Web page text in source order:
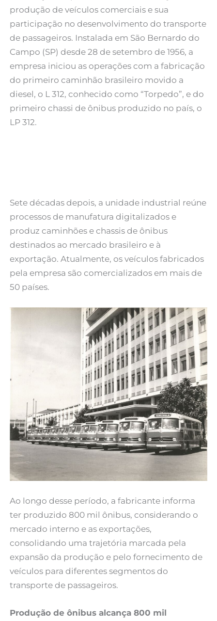
produção de veículos comerciais e sua
participação no desenvolvimento do transporte
de passageiros. Instalada em São Bernardo do
Campo (SP) desde 28 de setembro de 1956, a
empresa iniciou as operações com a fabricação
do primeiro caminhão brasileiro movido a
diesel, o L 312, conhecido como “Torpedo”, e do
primeiro chassi de ônibus produzido no país, o
LP 312.
Sete décadas depois, a unidade industrial reúne
processos de manufatura digitalizados e
produz caminhões e chassis de ônibus
destinados ao mercado brasileiro e à
exportação. Atualmente, os veículos fabricados
pela empresa são comercializados em mais de
50 países.
Ao longo desse período, a fabricante informa
ter produzido 800 mil ônibus, considerando o
mercado interno e as exportações,
consolidando uma trajetória marcada pela
expansão da produção e pelo fornecimento de
veículos para diferentes segmentos do
transporte de passageiros.
Produção de ônibus alcança 800 mil